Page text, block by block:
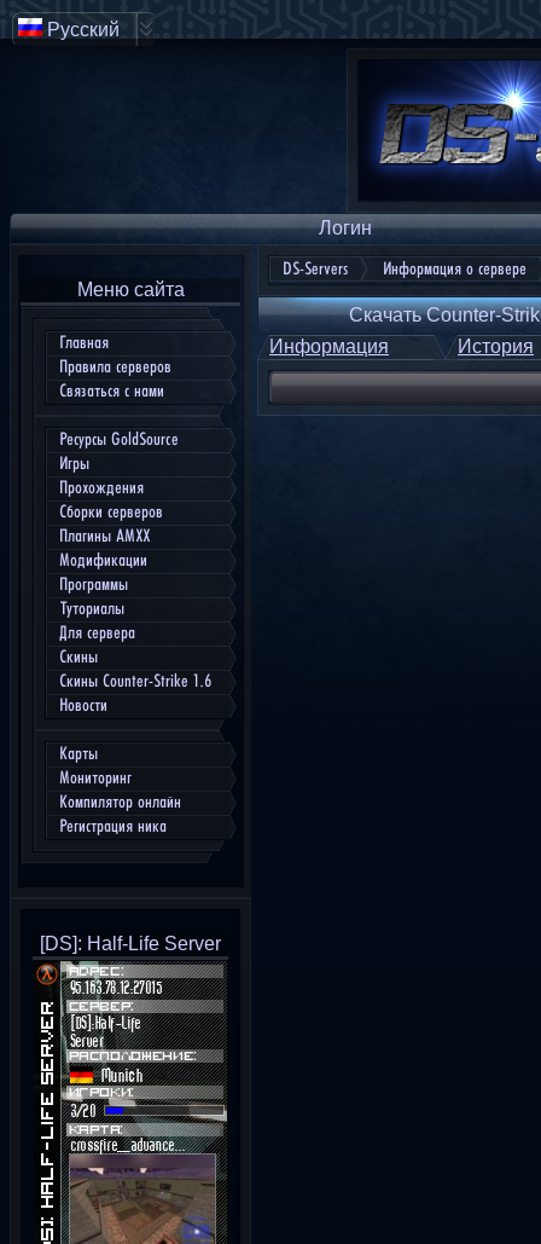
Логин
Меню сайта
Главная
Правила серверов
Связаться с нами
Ресурсы GoldSource
Игры
Прохождения
Сборки серверов
Плагины AMXX
Модификации
Программы
Туториалы
Для сервера
Скины
Скины Counter-Strike 1.6
Новости
Карты
Мониторинг
Компилятор онлайн
Регистрация ника
[DS]: Half-Life Server
DS-Servers Информация о сервере
Скачать Counter-
Информация
История
Русский